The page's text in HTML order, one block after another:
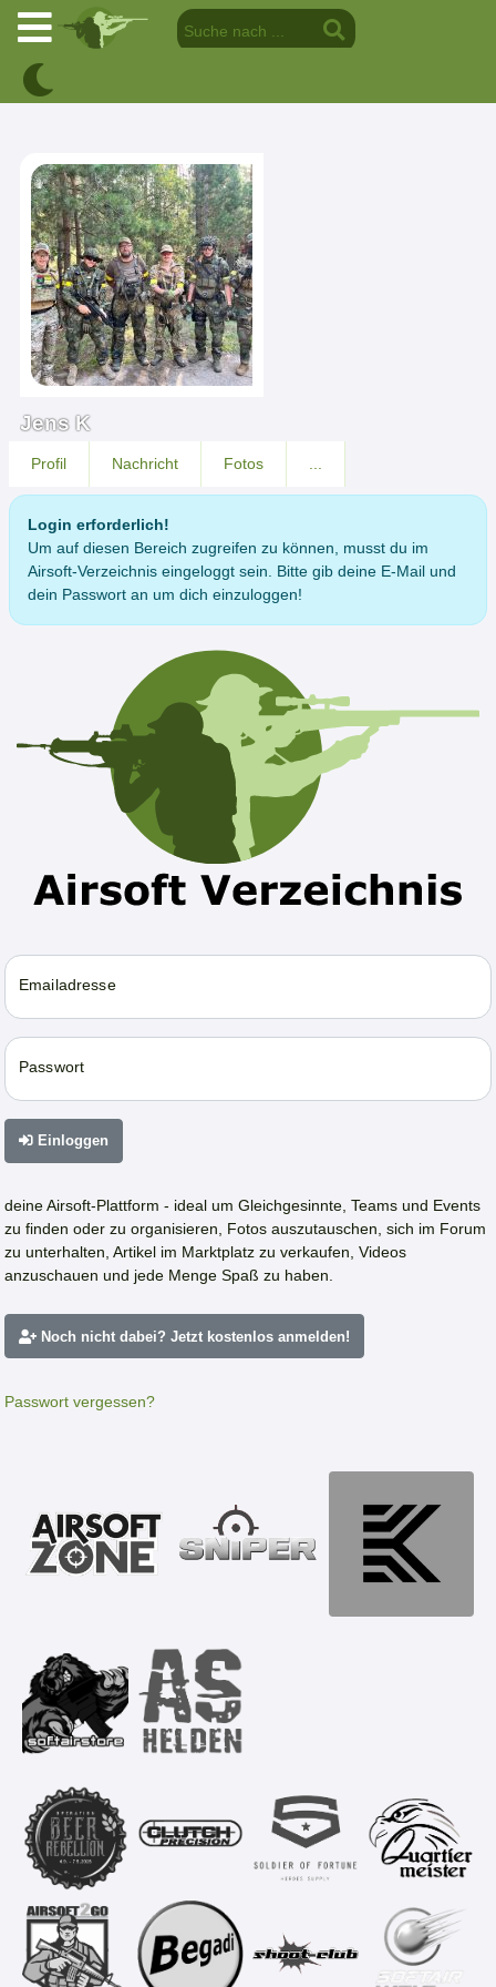
Jens K
Profil Nachricht Fotos
Login erforderlich!
Um auf diesen Bereich zugreifen zu können, musst du im
Airsoft-Verzeichnis eingeloggt sein. Bitte gib deine E-Mail und
dein Passwort an um dich einzuloggen!
Emailadresse
Passwort
Einloggen
deine Airsoft-Plattform - ideal um Gleichgesinnte, Teams und Events
zu finden oder zu organisieren, Fotos auszutauschen, sich im Forum
zu unterhalten, Artikel im Marktplatz zu verkaufen, Videos
anzuschauen und jede Menge Spaß zu haben.
Noch nicht dabei? Jetzt kostenlos anmelden!
Passwort vergessen?